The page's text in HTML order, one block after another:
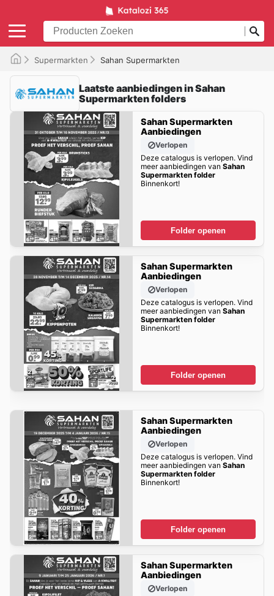
Supermarkten Sahan Supermarkten
Laatste aanbiedingen in Sahan
Supermarkten folders
Sahan Supermarkten
Aanbiedingen
Verlopen
Deze catalogus is verlopen. Vind
meer aanbiedingen van Sahan
Supermarkten folder
Binnenkort!
Folder openen
Sahan Supermarkten
Aanbiedingen
Verlopen
Deze catalogus is verlopen. Vind
meer aanbiedingen van Sahan
Supermarkten folder
Binnenkort!
Folder openen
Sahan Supermarkten
Aanbiedingen
Verlopen
Deze catalogus is verlopen. Vind
meer aanbiedingen van Sahan
Supermarkten folder
Binnenkort!
Folder openen
Sahan Supermarkten
Aanbiedingen
Verlopen